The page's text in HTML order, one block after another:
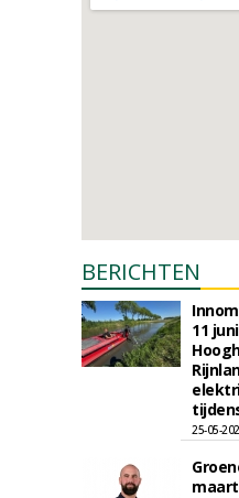
BERICHTEN
11
25-05-
maart